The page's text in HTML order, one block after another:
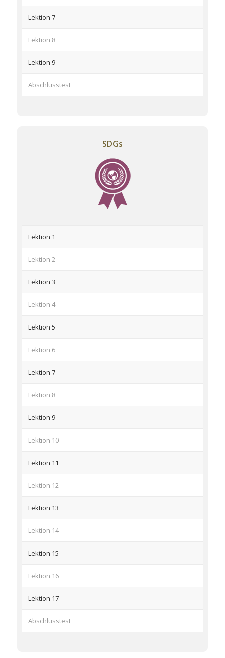
Lektion 7
Lektion 8
Lektion 9
Abschlusstest
SDGs
Lektion 1
Lektion 2
Lektion 3
Lektion 4
Lektion 5
Lektion 6
Lektion 7
Lektion 8
Lektion 9
Lektion 10
Lektion 11
Lektion 12
Lektion 13
Lektion 14
Lektion 15
Lektion 16
Lektion 17
Abschlusstest